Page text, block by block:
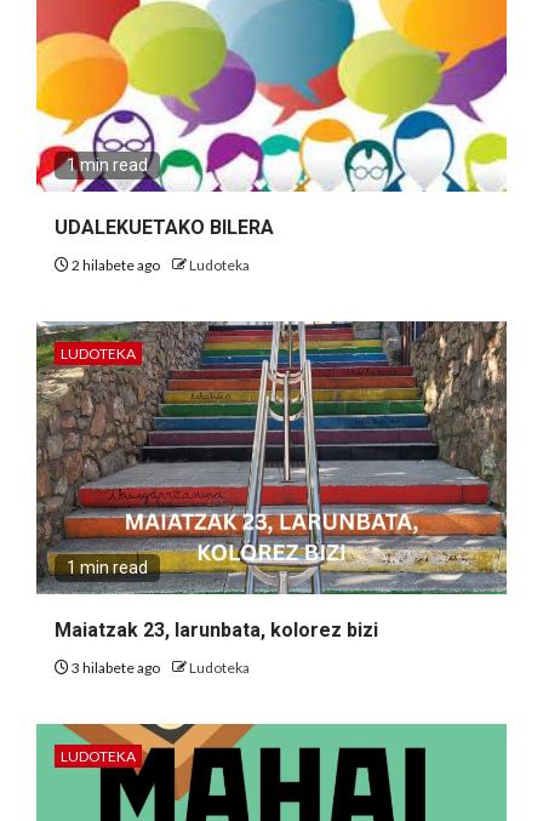
1 min read
UDALEKUETAKO BILERA
2 hilabete ago Ludoteka
LUDOTEKA
1 min read
Maiatzak 23, larunbata, kolorez bizi
3 hilabete ago Ludoteka
LUDOTEKA